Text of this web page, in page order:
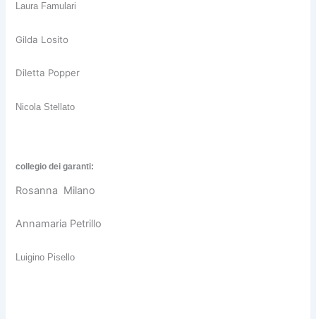
Laura Famulari
Gilda Losito
Diletta Popper
Nicola Stellato
collegio dei garanti:
Rosanna Milano
Annamaria Petrillo
Luigino Pisello